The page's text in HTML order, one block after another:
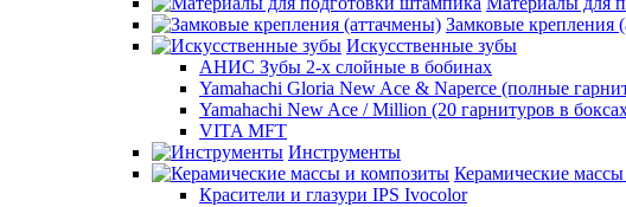
Замковые крепления
Искусственные зубы
АНИС Зубы 2-х слойные в бобинах
Yamahachi Gloria New Ace & Naperce (полные
Yamahachi New Ace / Million (20 гарнитуров в
VITA MFT
Инструменты
Керамические
Красители и глазури IPS Ivocolor